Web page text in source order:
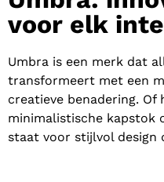
voor elk
Umbra is een merk dat
transformeert met een
creatieve benadering. Of
minimalistische kapstok
staat voor stijlvol design